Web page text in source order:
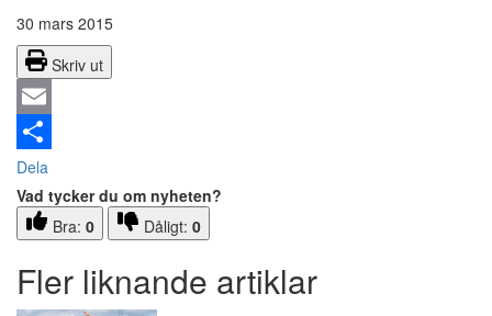
30 mars 2015
Skriv ut
Email
Dela
Vad tycker du om nyheten?
Bra: 0 Dåligt: 0
Fler liknande artiklar